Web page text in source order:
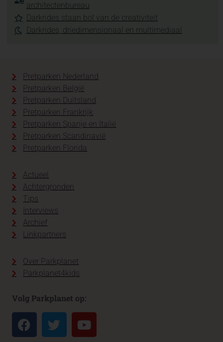
architectenbureau
Darkrides staan bol van de creativiteit
Darkrides, driedimensionaal en multimediaal
Pretparken Nederland
Pretparken België
Pretparken Duitsland
Pretparken Frankrijk
Pretparken Spanje en Italië
Pretparken Scandinavië
Pretparken Florida
Actueel
Achtergronden
Tips
Interviews
Archief
Linkpartners
Over Parkplanet
Parkplanet4kids
Volg Parkplanet op: